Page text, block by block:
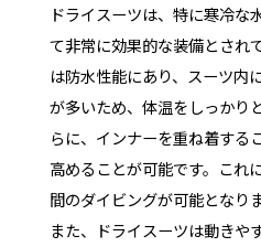
ドライスーツは、特に寒冷な
て非常に効果的な装備とされ
は防水性能にあり、スーツ内
が多いため、体温をしっかり
らに、インナーを重ね着する
高めることが可能です。これ
間のダイビングが可能となりま
また、ドライスーツは動きや